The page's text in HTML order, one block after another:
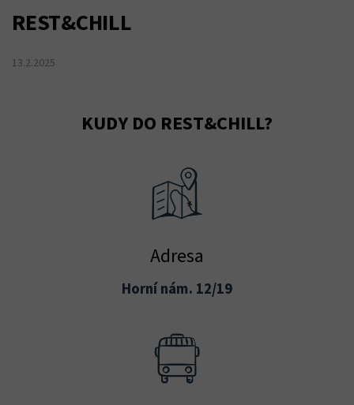
REST&CHILL
13.2.2025
KUDY DO REST&CHILL?
Adresa
Horní nám. 12/19